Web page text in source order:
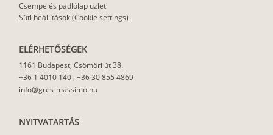
Csempe és padlólap üzlet
Süti beállítások (Cookie settings)
ELÉRHETŐSÉGEK
1161 Budapest, Csömöri út 38.
+36 1 4010 140 , +36 30 855 4869
info@gres-massimo.hu
NYITVATARTÁS